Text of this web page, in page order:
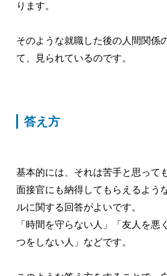
ります。
そのような就職した後の人間関係
て、見られているのです。
答え方
基本的には、それは苦手と思って
面接官にも納得してもらえるよう
ルに関する回答がよいです。
「時間を守らない人」「友人を悪
つをしない人」などです。